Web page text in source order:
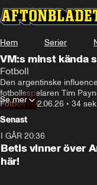
Hem Serier
VM:s minst kända
Fotboll
Den argentinske
fotbollsspelaren Tim
Fotboll•02.06.26 • 34 sek
Se mer
Senast
I GÅR 20:36
Betis vinner över
här!